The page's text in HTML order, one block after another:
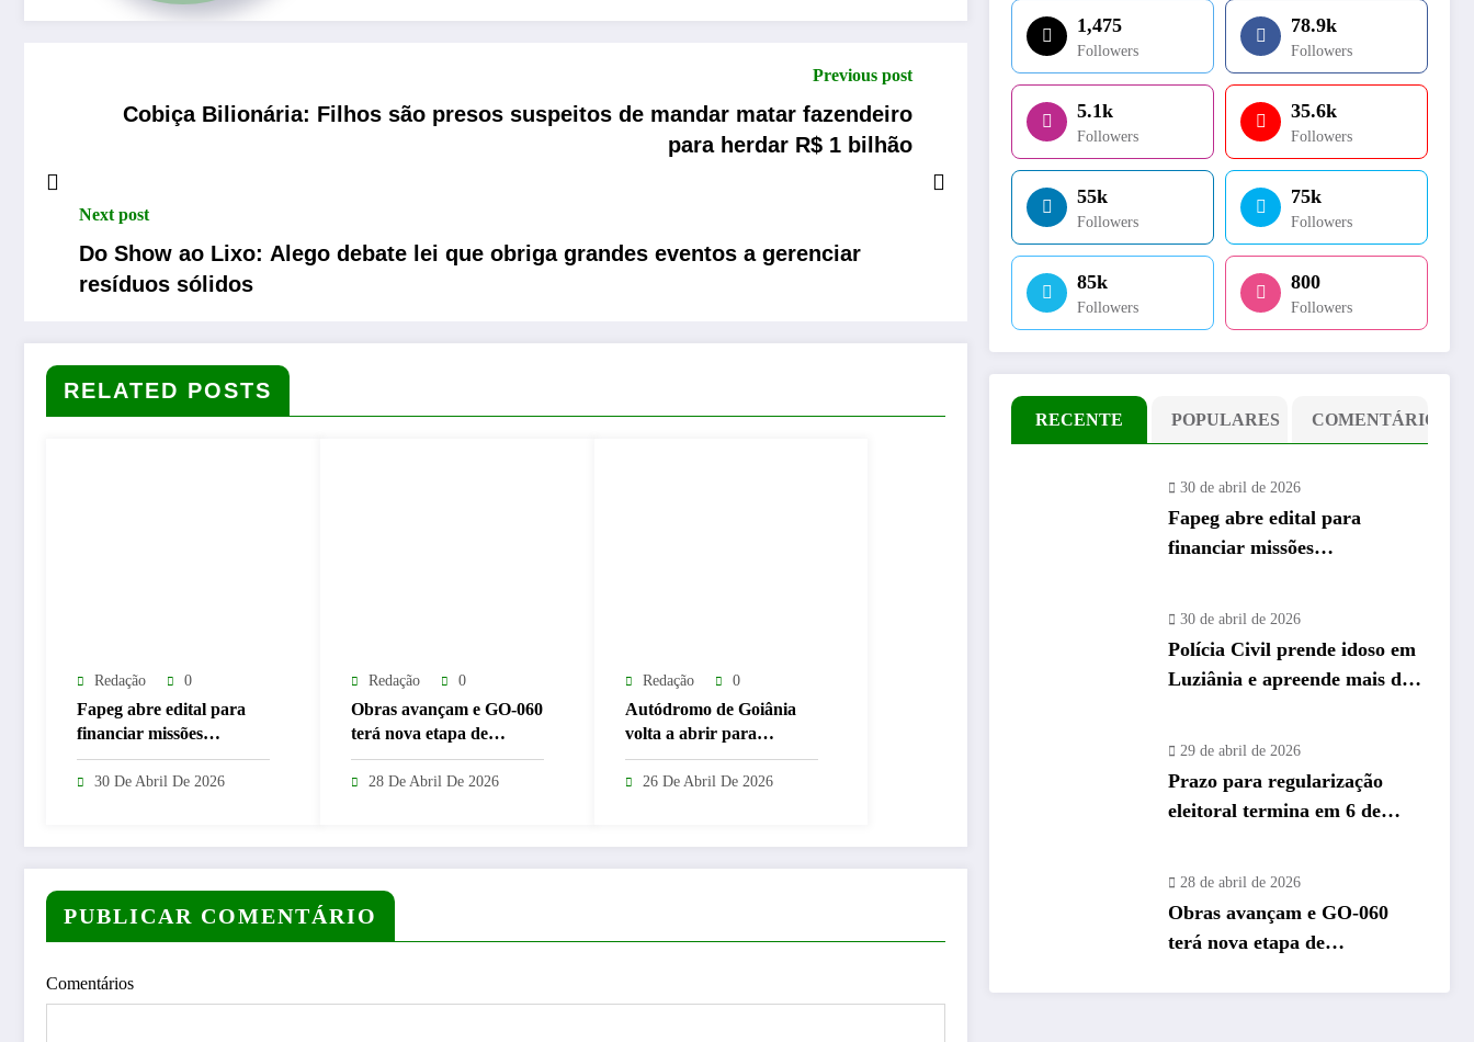
Previous post
Cobiça Bilionária: Filhos são presos suspeitos de mandar matar fazendeiro
para herdar R$ 1 bilhão
Next post
Do Show ao Lixo: Alego debate lei que obriga grandes eventos a gerenciar
resíduos sólidos
RELATED POSTS
Redação 0
Fapeg abre edital para
financiar missões
internacionais de pós-
graduandos de Goiás
30 De Abril De 2026
Redação 0
Obras avançam e GO-060
terá nova etapa de
restauração no sentido
Goiânia–Trindade a
28 De Abril De 2026
Redação 0
Autódromo de Goiânia
volta a abrir para
ciclismo após reforma de
R$ 250 milhões
26 De Abril De 2026
PUBLICAR COMENTÁRIO
Comentários
1,475
Followers
78.9k
Followers
5.1k
Followers
35.6k
Followers
55k
Followers
75k
Followers
85k
Followers
800
Followers
RECENTE POPULARES COMENTÁRIO
30 de abril de 2026
Fapeg abre edital para
financiar missões
30 de abril de 2026
Polícia Civil prende idoso em
Luziânia e apreende mais de
29 de abril de 2026
Prazo para regularização
eleitoral termina em 6 de
28 de abril de 2026
Obras avançam e GO-060
terá nova etapa de